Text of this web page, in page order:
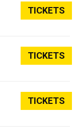
TICKETS
TICKETS
TICKETS